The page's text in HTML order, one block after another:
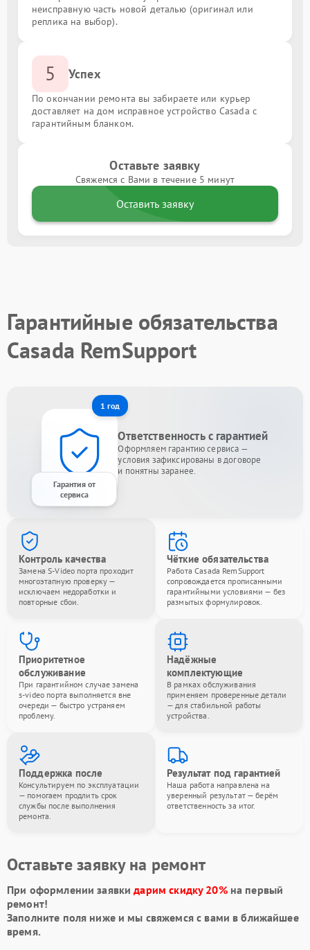
неисправную часть новой деталью (оригинал или
реплика на выбор).
5 Успех
По окончании ремонта вы забираете или курьер
доставляет на дом исправное устройство Casada с
гарантийным бланком.
Оставьте заявку
Свяжемся с Вами в течение 5 минут
Оставить заявку
Гарантийные обязательства
Casada RemSupport
1 год
Гарантия от
сервиса
Ответственность с гарантией
Оформляем гарантию сервиса —
условия зафиксированы в договоре
и понятны заранее.
Контроль качества
Замена S-Video порта проходит
многоэтапную проверку —
исключаем недоработки и
повторные сбои.
Чёткие обязательства
Работа Casada RemSupport
сопровождается прописанными
гарантийными условиями — без
размытых формулировок.
Приоритетное
обслуживание
При гарантийном случае замена
s-video порта выполняется вне
очереди — быстро устраняем
проблему.
Надёжные
комплектующие
В рамках обслуживания
применяем проверенные детали
— для стабильной работы
устройства.
Поддержка после
Консультируем по эксплуатации
— помогаем продлить срок
службы после выполнения
ремонта.
Результат под гарантией
Наша работа направлена на
уверенный результат — берём
ответственность за итог.
Оставьте заявку на ремонт
При оформлении заявкидарим скидку 20%на первый
ремонт!
Заполните поля ниже и мы свяжемся с вами в ближайшее
время.